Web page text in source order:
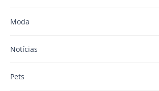
Moda
Notícias
Pets